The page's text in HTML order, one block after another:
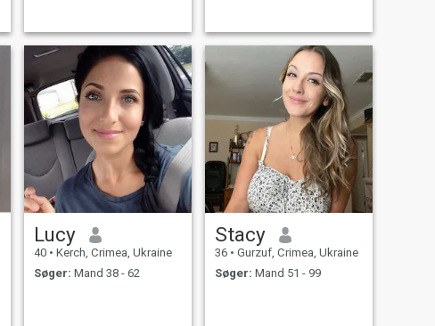
Lucy
40 • Kerch, Crimea, Ukraine
Søger: Mand 38 - 62
Stacy
36 • Gurzuf, Crimea, Ukraine
Søger: Mand 51 - 99